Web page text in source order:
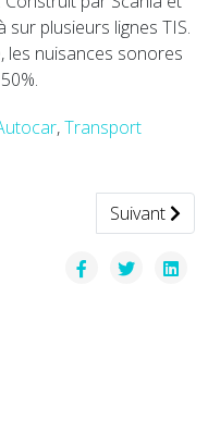
sur plusieurs lignes TIS.
les nuisances sonores
,Transport
Saint Exupéry
Article
Suivant